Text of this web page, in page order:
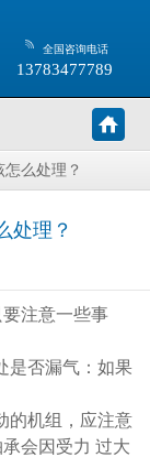
全国咨询电话
13783477789
么处理？
处理？
注意一些事
是否漏气：如果
的机组，应注意
会因受力 过大